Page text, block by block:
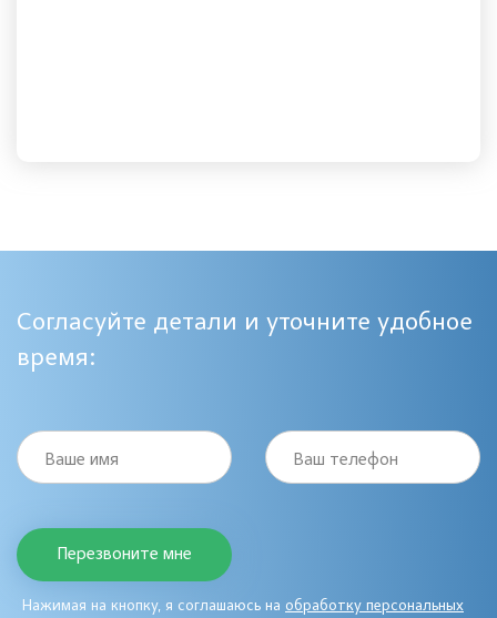
Согласуйте детали и уточните удобное
время:
Ваше имя Ваш телефон
Нажимая на кнопку, я соглашаюсь на обработку персональных